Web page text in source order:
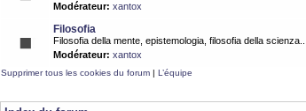
Modérateur: xantox
Filosofia
Filosofia della mente, epistemologia, filosofia della scienza..
Modérateur: xantox
Supprimer tous les cookies du forum | L’équipe